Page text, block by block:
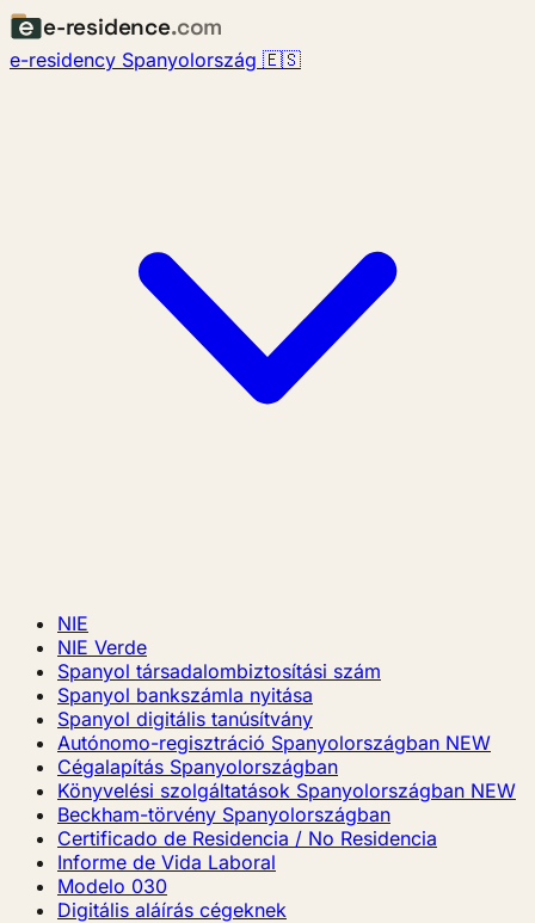
e-residence.com
e-residency Spanyolország 🇪🇸
NIE
NIE Verde
Spanyol társadalombiztosítási szám
Spanyol bankszámla nyitása
Spanyol digitális tanúsítvány
Autónomo-regisztráció Spanyolországban NEW
Cégalapítás Spanyolországban
Könyvelési szolgáltatások Spanyolországban NEW
Beckham-törvény Spanyolországban
Certificado de Residencia / No Residencia
Informe de Vida Laboral
Modelo 030
Digitális aláírás cégeknek